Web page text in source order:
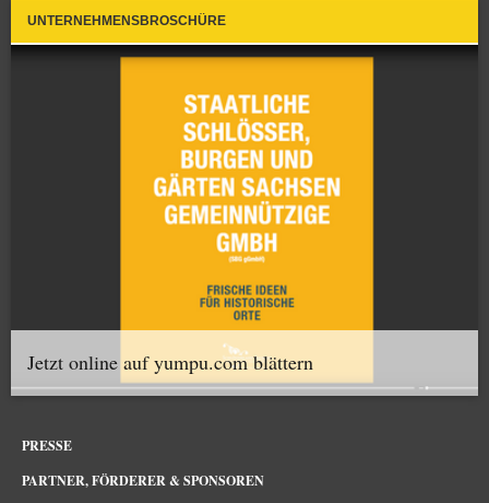
UNTERNEHMENSBROSCHÜRE
Jetzt online auf yumpu.com blättern
PRESSE
PARTNER, FÖRDERER & SPONSOREN